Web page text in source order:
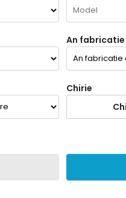
An fabricatie
Chirie